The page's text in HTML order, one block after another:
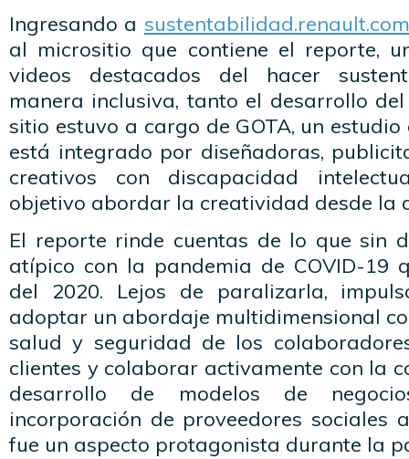
Ingresando a
al micrositio que contiene el reporte,
videos destacados del hacer
manera inclusiva, tanto el desarrollo
sitio estuvo a cargo de GOTA, un
está integrado por diseñadoras,
creativos con discapacidad
objetivo abordar la creatividad desde la
El reporte rinde cuentas de lo que sin
atípico con la pandemia de COVID-19
del 2020. Lejos de paralizarla,
adoptar un abordaje multidimensional
salud y seguridad de los
clientes y colaborar activamente con la
desarrollo de modelos de
incorporación de proveedores sociales
fue un aspecto protagonista durante la